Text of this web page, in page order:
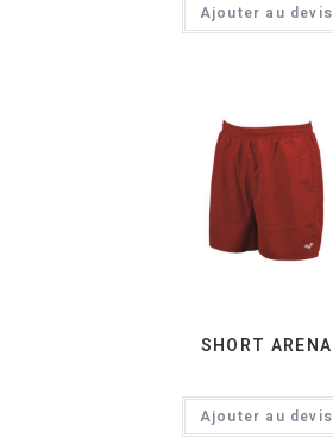
Ajouter au devis
SHORT ARENA
Ajouter au devis